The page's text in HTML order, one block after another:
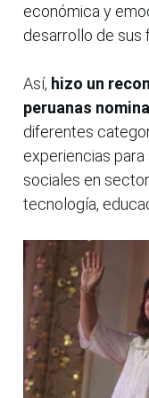
económica y
desarrollo de sus
Así, hizo un
peruanas
diferentes
experiencias
sociales en
tecnología,